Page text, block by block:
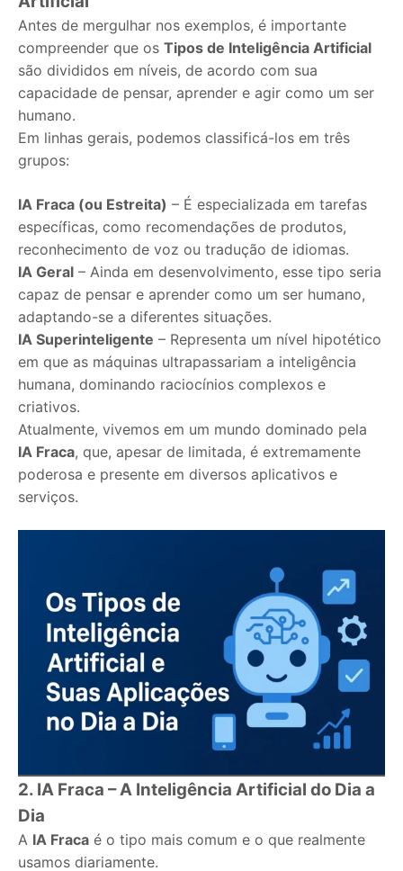
Antes de mergulhar nos exemplos, é importante
compreender que os Tipos de Inteligência Artificial
são divididos em níveis, de acordo com sua
capacidade de pensar, aprender e agir como um ser
humano.
Em linhas gerais, podemos classificá-los em três
grupos:
IA Fraca (ou Estreita) – É especializada em tarefas
específicas, como recomendações de produtos,
reconhecimento de voz ou tradução de idiomas.
IA Geral – Ainda em desenvolvimento, esse tipo seria
capaz de pensar e aprender como um ser humano,
adaptando-se a diferentes situações.
IA Superinteligente – Representa um nível hipotético
em que as máquinas ultrapassariam a inteligência
humana, dominando raciocínios complexos e
criativos.
Atualmente, vivemos em um mundo dominado pela
IA Fraca, que, apesar de limitada, é extremamente
poderosa e presente em diversos aplicativos e
serviços.
2. IA Fraca – A Inteligência Artificial do Dia a
Dia
A IA Fraca é o tipo mais comum e o que realmente
usamos diariamente.